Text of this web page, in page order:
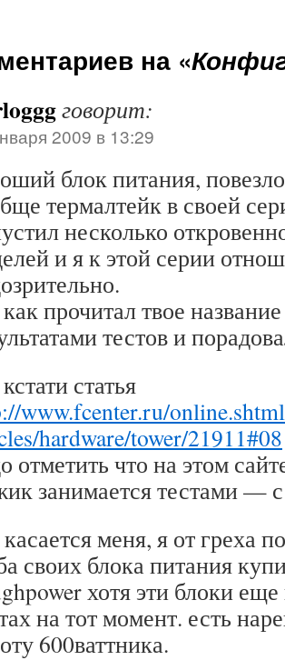
всю мамку…
на «
говорит:
2009 в 13:29
блок питания, повезло
термалтейк в своей
несколько
и я к этой серии
прочитал твое
тестов и
статья
www.fcenter.ru/
hardware/tower/21911#08
отметить что на этом
занимается тестами —
меня, я от греха
своих блока питания
хотя эти блоки
на тот момент. есть
600ваттника.